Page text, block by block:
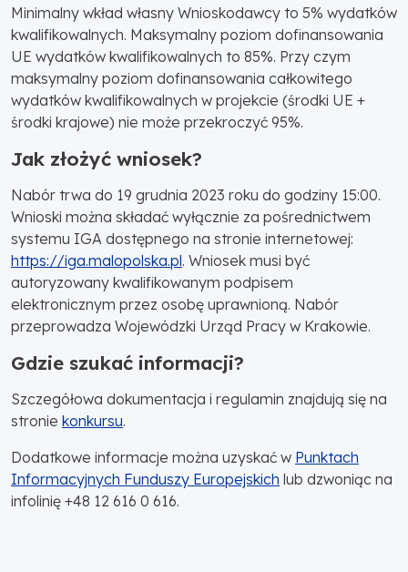
Minimalny wkład własny Wnioskodawcy to 5% wydatków
kwalifikowalnych. Maksymalny poziom dofinansowania
UE wydatków kwalifikowalnych to 85%. Przy czym
maksymalny poziom dofinansowania całkowitego
wydatków kwalifikowalnych w projekcie (środki UE +
środki krajowe) nie może przekroczyć 95%.
Jak złożyć wniosek?
Nabór trwa do 19 grudnia 2023 roku do godziny 15:00.
Wnioski można składać wyłącznie za pośrednictwem
systemu IGA dostępnego na stronie internetowej:
https://iga.malopolska.pl. Wniosek musi być
autoryzowany kwalifikowanym podpisem
elektronicznym przez osobę uprawnioną. Nabór
przeprowadza Wojewódzki Urząd Pracy w Krakowie.
Gdzie szukać informacji?
Szczegółowa dokumentacja i regulamin znajdują się na
stronie konkursu.
Dodatkowe informacje można uzyskać w Punktach
Informacyjnych Funduszy Europejskich lub dzwoniąc na
infolinię +48 12 616 0 616.